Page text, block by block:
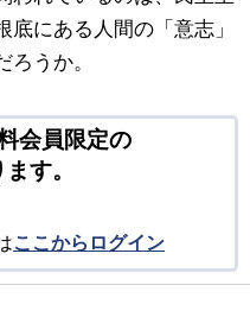
にある人間の「意志」
うか。
会員限定の
す。
ここからログイン